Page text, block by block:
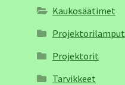
Kaukosäätimet
Projektorilamput
Projektorit
Tarvikkeet